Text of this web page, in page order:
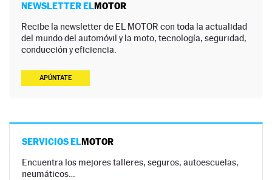
NEWSLETTER ELMOTOR
Recibe la newsletter de EL MOTOR con toda la actualidad
del mundo del automóvil y la moto, tecnología, seguridad,
conducción y eficiencia.
APÚNTATE
SERVICIOS ELMOTOR
Encuentra los mejores talleres, seguros, autoescuelas,
neumáticos…